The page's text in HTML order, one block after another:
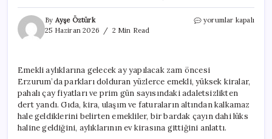
By Ayşe Öztürk
25 Haziran 2026
2 Min Read
Erzurum’da
yorumlar kapalı
Emekli aylıklarına gelecek ay yapılacak zam öncesi
Erzurum’da parkları dolduran yüzlerce emekli, yüksek kiralar,
pahalı çay fiyatları ve prim gün sayısındaki adaletsizlikten
dert yandı. Gıda, kira, ulaşım ve faturaların altından kalkamaz
hale geldiklerini belirten emekliler, bir bardak çayın dahi lüks
haline geldiğini, aylıklarının ev kirasına gittiğini anlattı.